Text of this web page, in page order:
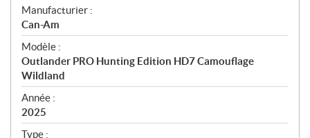
S
p
é
c
i
f
i
c
a
Manufacturier :
Can-Am
Modèle :
Outlander PRO Hunting Edition HD7 Camouflage
Wildland
Année :
2025
Type :